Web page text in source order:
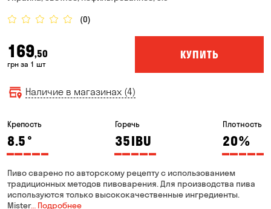
(0)
169,50
грн за 1 шт
КУПИТЬ
Наличие в магазинах (4)
Крепость
8.5°
Горечь
35IBU
Плотность
20%
Пиво сварено по авторскому рецепту с использованием
традиционных методов пивоварения. Для производства пива
используются только высококачественные ингредиенты.
Mister… Подробнее